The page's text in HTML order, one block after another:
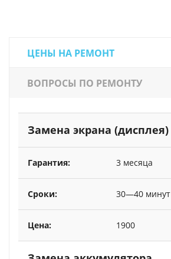
ЦЕНЫ НА РЕМОНТ
ВОПРОСЫ ПО РЕМОНТУ
Замена экрана (дисплея)
3 месяца
30—40 минут
1900